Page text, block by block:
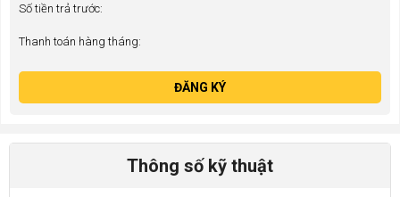
Số tiền trả trước:
Thanh toán hàng tháng:
ĐĂNG KÝ
Thông số kỹ thuật